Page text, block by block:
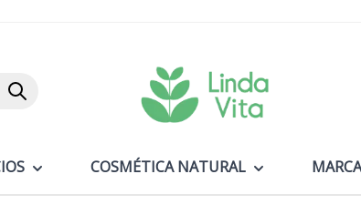
Buscar
COSMÉTICA NATURAL